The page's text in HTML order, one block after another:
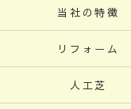
当社の特徴
リフォーム
人工芝